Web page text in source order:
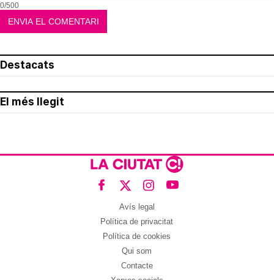
0/500
Destacats
El més llegit
Avís legal
Política de privacitat
Política de cookies
Qui som
Contacte